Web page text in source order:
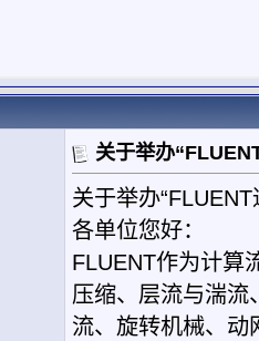
关于举办
关于举办
各单位您好：
FLUENT作为计算
压缩、层流与湍流
流、旋转机械、动